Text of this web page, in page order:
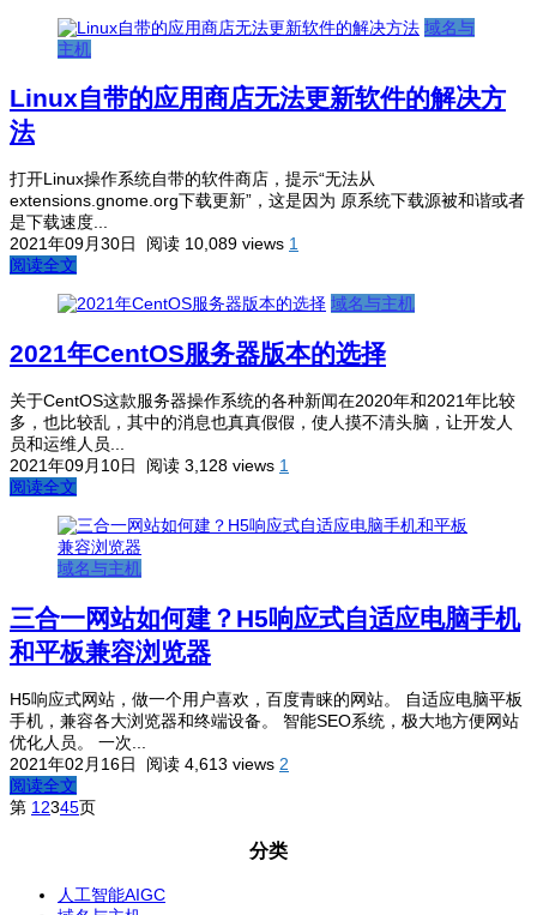
域名与
主机
Linux自带的应用商店无法更新软件的解决方
法
打开Linux操作系统自带的软件商店，提示“无法从
extensions.gnome.org下载更新”，这是因为 原系统下载源被和谐或者
是下载速度...
2021年09月30日
阅读 10,089 views 1
阅读全文
域名与主机
2021年CentOS服务器版本的选择
关于CentOS这款服务器操作系统的各种新闻在2020年和2021年比较
多，也比较乱，其中的消息也真真假假，使人摸不清头脑，让开发人
员和运维人员...
2021年09月10日
阅读 3,128 views 1
阅读全文
域名与主机
三合一网站如何建？H5响应式自适应电脑手机
和平板兼容浏览器
H5响应式网站，做一个用户喜欢，百度青睐的网站。 自适应电脑平板
手机，兼容各大浏览器和终端设备。 智能SEO系统，极大地方便网站
优化人员。 一次...
2021年02月16日
阅读 4,613 views 2
阅读全文
第 1 2345页
分类
人工智能AIGC